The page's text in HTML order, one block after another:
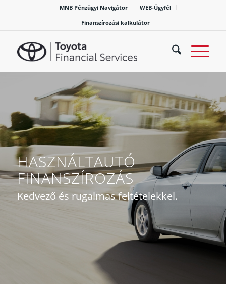
MNB Pénzügyi Navigátor
WEB-Ügyfél
Finanszírozási kalkulátor
HASZNÁLTAUTÓ
FINANSZÍROZÁS
Kedvező és rugalmas feltételekkel.